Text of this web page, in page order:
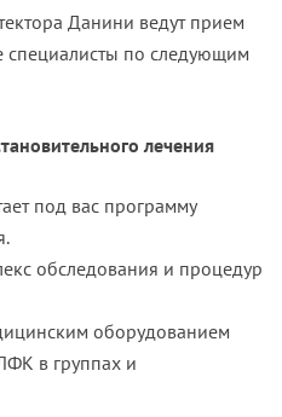
Данини ведут прием
по следующим
лечения
под вас программу
обследования и процедур
оборудованием
в группах и